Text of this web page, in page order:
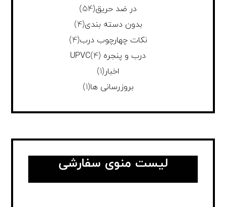
در ضد حریق(54)
بدون دسته بندی(4)
نکات چهارچوب درب(4)
درب و پنجره UPVC (4)
اخبار(1)
بروزرسانی ها(1)
لیست منوی سفارشی